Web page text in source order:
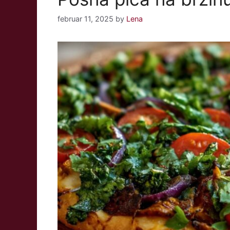
februar 11, 2025 by Lena